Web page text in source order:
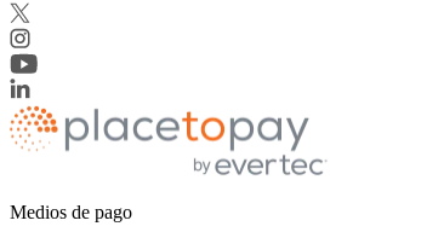
Medios de pago